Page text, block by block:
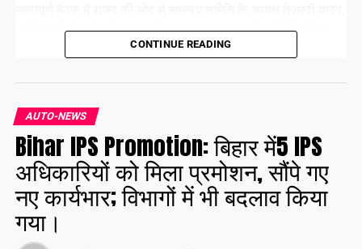
कांग्रेस की ओर से राजेश राम और कृष्णा अल्लावारू, वीआईपी के मुकेश
सहनी और वाम दलों के प्रमुख नेता भाग लेंगे।
Share this:
Facebook X
Like this:
CONTINUE READING
AUTO-NEWS
Bihar IPS Promotion: बिहार में5 IPS
अधिकारियों को मिला प्रमोशन, सौंपे गए
नए कार्यभार; विभागों में भी बदलाव किया
गया।